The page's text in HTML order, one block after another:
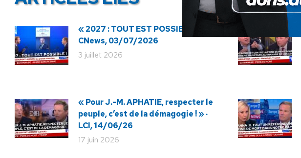
« 2027 : TOUT EST POSSIBLE ! » ·
CNews, 03/07/2026
3 juillet 2026
« Pour J.-M. APHATIE, respecter le
peuple, c’est de la démagogie ! » ·
LCI, 14/06/26
17 juin 2026